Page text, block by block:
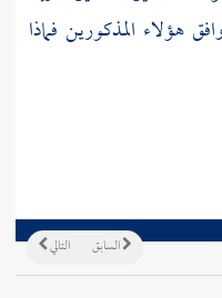
هؤلاء المذكورين فماذا
التالي السابق